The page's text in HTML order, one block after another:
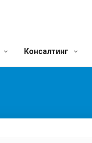
Консалтинг